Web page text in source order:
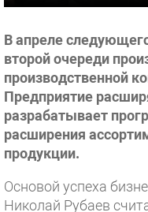
В апреле
второй очереди
производственной
Предприятие
разрабатывает
расширения
продукции.
Основой успеха
Николай Рубаев